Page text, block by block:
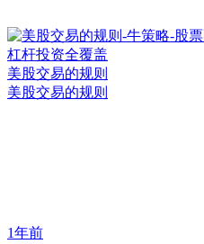
美股交易的规则
美股交易的规则
1年前